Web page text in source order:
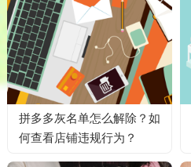
拼多多灰名单怎么解除？如
何查看店铺违规行为？